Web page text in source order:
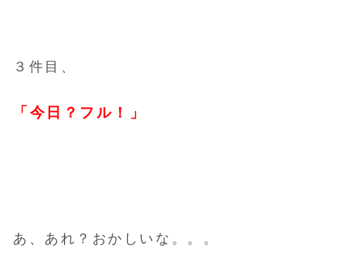
３件目、
「今日？フル！」
あ、あれ？おかしいな。。。